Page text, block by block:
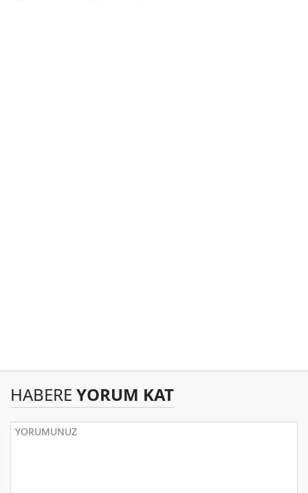
HABERE YORUM KAT